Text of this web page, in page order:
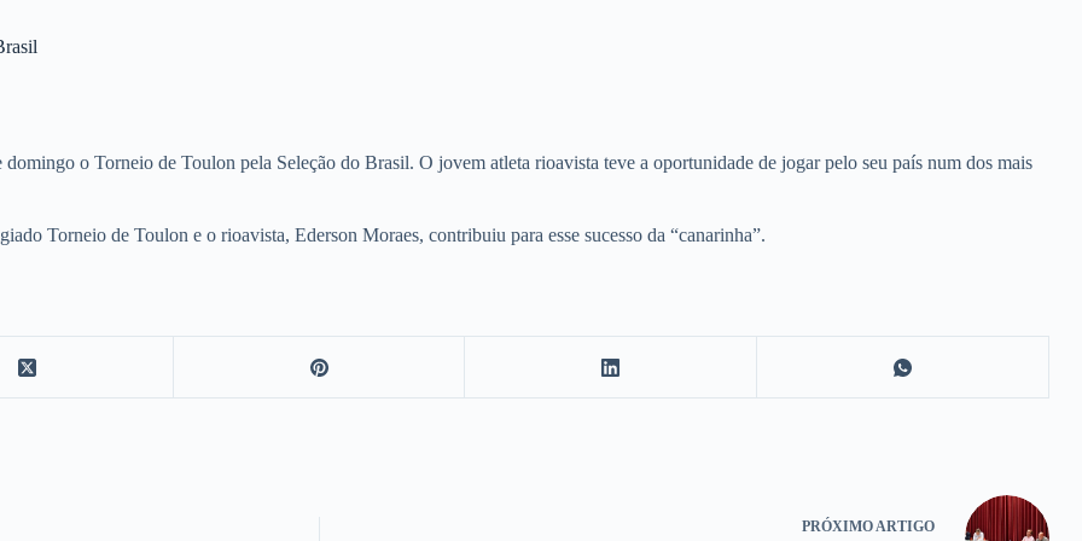
o Torneio de Toulon pela Seleção do Brasil. O jovem atleta rioavista teve a oportunidade de jogar pelo seu país num dos mais
de Toulon e o rioavista, Ederson Moraes, contribuiu para esse sucesso da “canarinha”.
PRÓXIMO ARTIGO